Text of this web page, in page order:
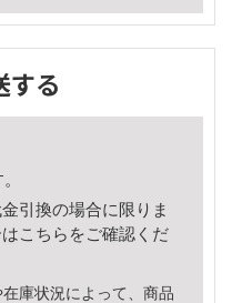
する
引換の場合に限りま
こちら をご確認くだ
庫状況によって、商品